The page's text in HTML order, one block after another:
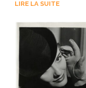
LIRE LA SUITE